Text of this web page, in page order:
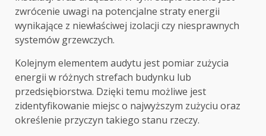
zwrócenie uwagi na potencjalne straty energii
wynikające z niewłaściwej izolacji czy niesprawnych
systemów grzewczych.
Kolejnym elementem audytu jest pomiar zużycia
energii w różnych strefach budynku lub
przedsiębiorstwa. Dzięki temu możliwe jest
zidentyfikowanie miejsc o najwyższym zużyciu oraz
określenie przyczyn takiego stanu rzeczy.